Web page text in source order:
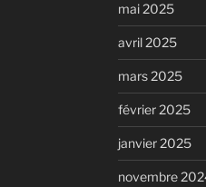
mai 2025
avril 2025
mars 2025
février 2025
janvier 2025
novembre